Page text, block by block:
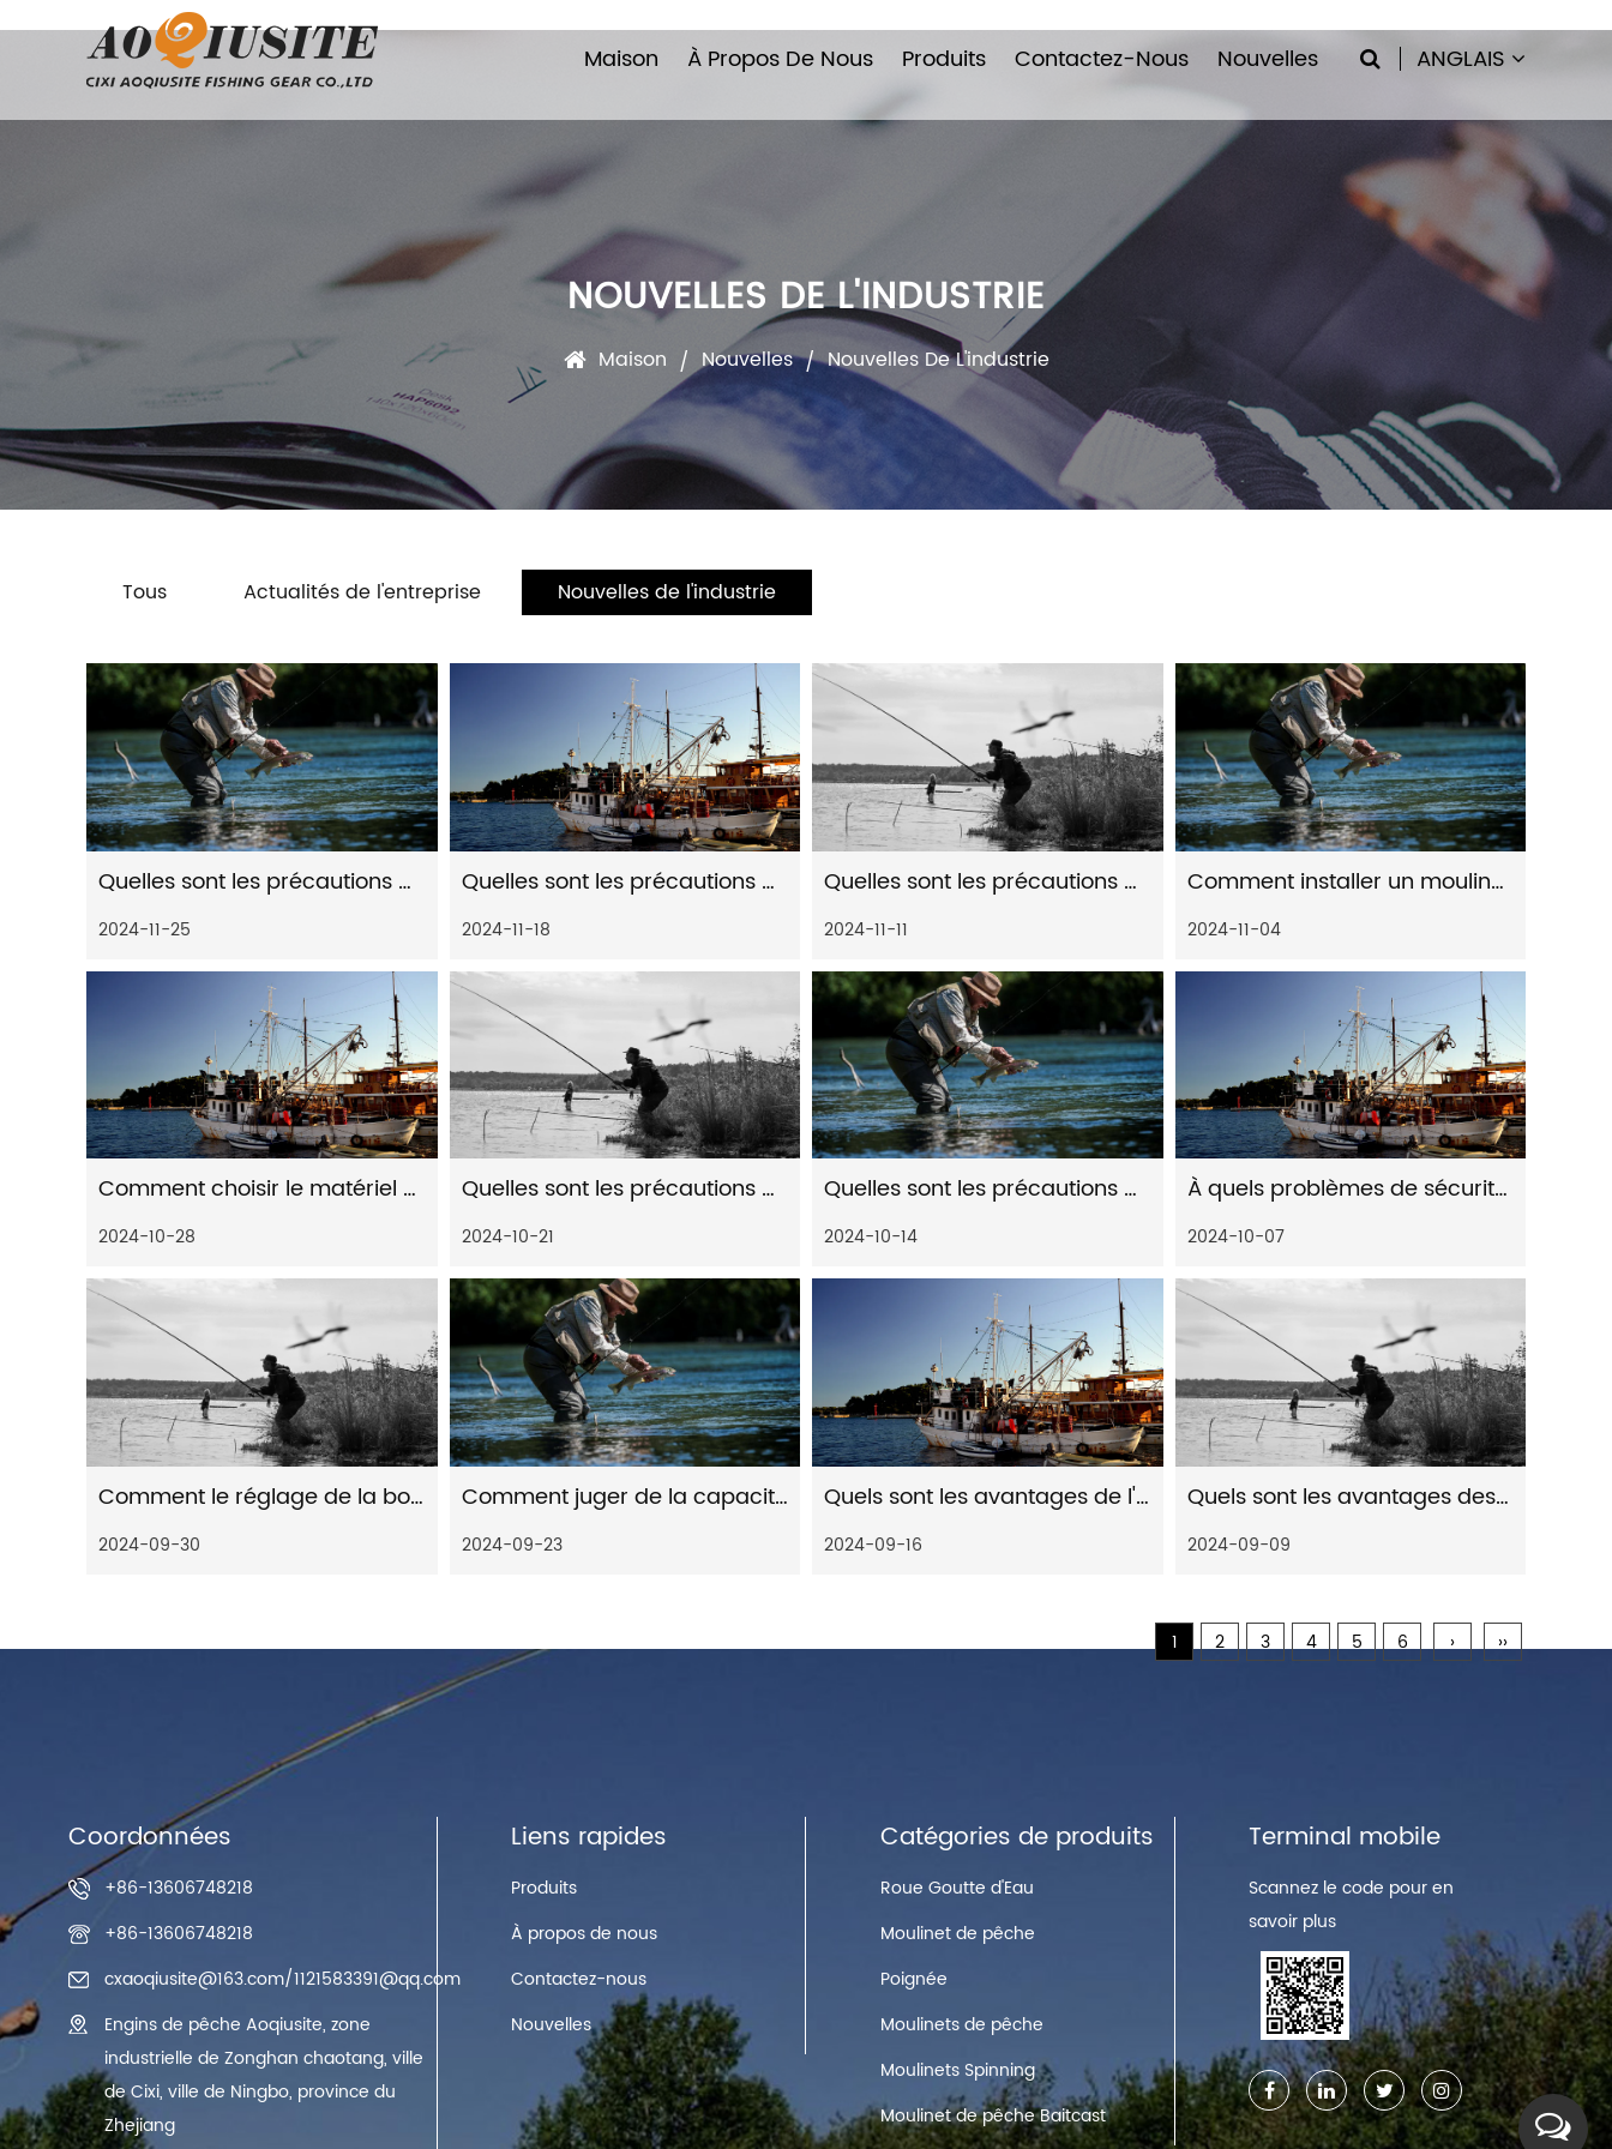
ANGLAIS
Maison À Propos De Nous Produits Contactez-Nous Nouvelles
NOUVELLES DE L'INDUSTRIE
Maison / Nouvelles/Nouvelles De L'industrie
Tous Actualités de l'entreprise Nouvelles de l'industrie
Quelles sont les précautions à prendre pour l'entretien et l'entretien des moulinets spinning à distance en milieu marin
2024-11-25
Quelles sont les précautions pour l'entretien des engins de pêche et des cannes à pêche
2024-11-18
Quelles sont les précautions pour l'entretien des engins de pêche et de la ligne de pêche
2024-11-11
Comment installer un moulinet de pêche baitcast
2024-11-04
Comment choisir le matériel pour le moulinet de pêche baitcast
2024-10-28
Quelles sont les précautions pour l'entretien des moulinets de pêche
2024-10-21
Quelles sont les précautions pour le nettoyage quotidien des moulinets de pêche
2024-10-14
À quels problèmes de sécurité faut-il prêter attention lors de l'installation de roues à gouttes d'eau
2024-10-07
Comment le réglage de la bobine affecte-t-il les performances des roues à gouttes d'eau
2024-09-30
Comment juger de la capacité portante d'un enrouleur de câble en plastique
2024-09-23
Quels sont les avantages de l'utilisation de moulinets spinning lointains pour la pêche en eau douce
2024-09-16
Quels sont les avantages des moulinets spinning lointains pour la pêche en mer
2024-09-09
1 2 3 4 5 6 › ››
Coordonnées
+86-13606748218
+86-13606748218
cxaoqiusite@163.com/1121583391@qq.com
Engins de pêche Aoqiusite, zone
industrielle de Zonghan chaotang, ville
de Cixi, ville de Ningbo, province du
Zhejiang
Liens rapides
Produits
À propos de nous
Contactez-nous
Nouvelles
Catégories de produits
Roue Goutte d'Eau
Moulinet de pêche
Poignée
Moulinets de pêche
Moulinets Spinning
Moulinet de pêche Baitcast
Terminal mobile
Scannez le code pour en
savoir plus